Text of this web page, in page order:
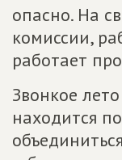
опасно. На
комиссии,
работает
Звонкое
находится